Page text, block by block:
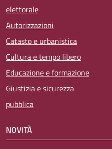
elettorale
Autorizzazioni
Catasto e urbanistica
Cultura e tempo libero
Educazione e formazione
Giustizia e sicurezza
pubblica
NOVITÀ